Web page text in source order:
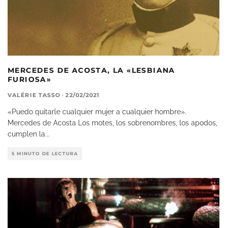
MERCEDES DE ACOSTA, LA «LESBIANA
FURIOSA»
VALÉRIE TASSO · 22/02/2021
«Puedo quitarle cualquier mujer a cualquier hombre».
Mercedes de Acosta Los motes, los sobrenombres, los apodos,
cumplen la...
5 MINUTO DE LECTURA